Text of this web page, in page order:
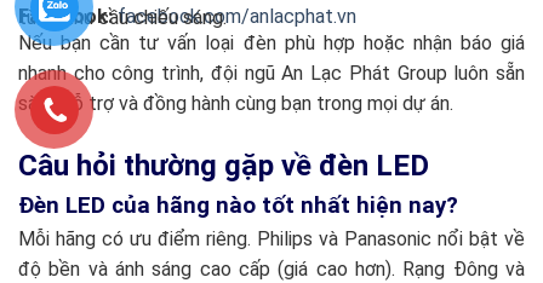
Facebook:facebook.com/anlacphat.vn
từng nhu cầu chiếu sáng.
Nếu bạn cần tư vấn loại đèn phù hợp hoặc nhận báo giá
nhanh cho công trình, đội ngũ An Lạc Phát Group luôn sẵn
sàng hỗ trợ và đồng hành cùng bạn trong mọi dự án.
Câu hỏi thường gặp về đèn LED
Đèn LED của hãng nào tốt nhất hiện nay?
Mỗi hãng có ưu điểm riêng. Philips và Panasonic nổi bật về
độ bền và ánh sáng cao cấp (giá cao hơn). Rạng Đông và